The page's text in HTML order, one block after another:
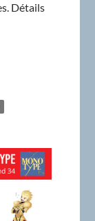
Détails
Japan Expo 2022 !